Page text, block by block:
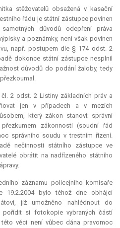
stěžovatelů obsažená v kasační
řádu je státní zástupce povinen
důvodů odepření práva
a poznámky, není však povinen
např. postupem dle § 174 odst. 2
dokonce státní zástupce nesplnil
důvodů do podání žaloby, tedy
2 odst. 2 Listiny základních práv a
jen v případech a v mezích
který zákon stanoví; správní
zákonnosti (soudní řád
správního soudu v trestním řízení.
nečinnosti státního zástupce ve
obrátit na nadřízeného státního
záznamu policejního komisaře
19.2.2004 bylo téhož dne obhájci
již umožněno nahlédnout do
pořídit si fotokopie vybraných částí
věci není vůbec dána pravomoc